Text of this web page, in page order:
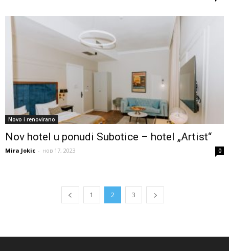
Novo i renovirano
Nov hotel u ponudi Subotice – hotel „Artist“
Mira Jokic - нов 17, 2023 0
1 2 3